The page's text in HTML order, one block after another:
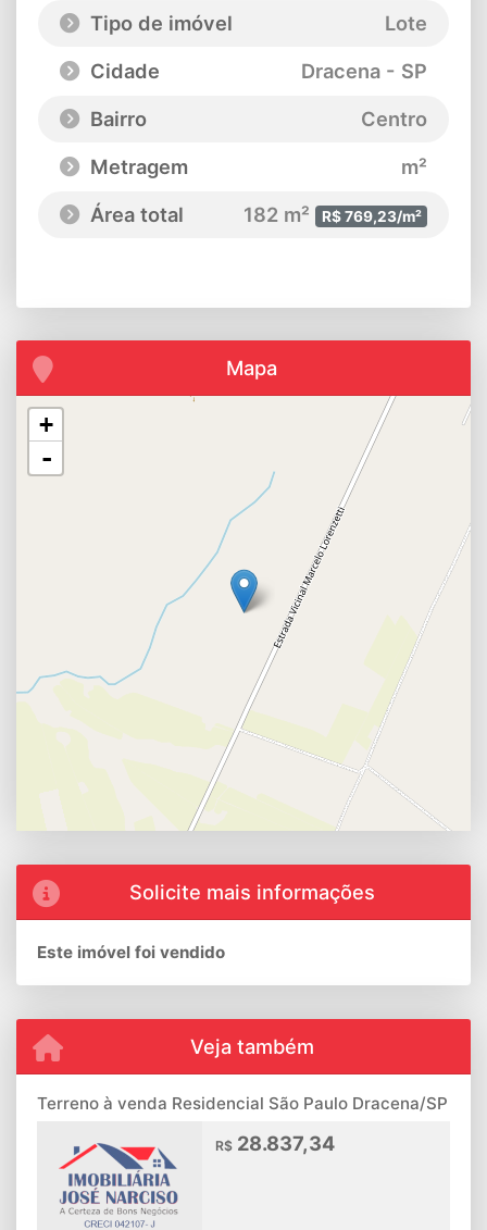
Tipo de imóvel
Lote
Cidade
Dracena - SP
Bairro
Centro
Metragem
m²
Área total
182 m² R$ 769,23/m²
Mapa
+
-
Solicite mais informações
Este imóvel foi vendido
Veja também
Terreno à venda Residencial São Paulo Dracena/SP
R$ 28.837,34